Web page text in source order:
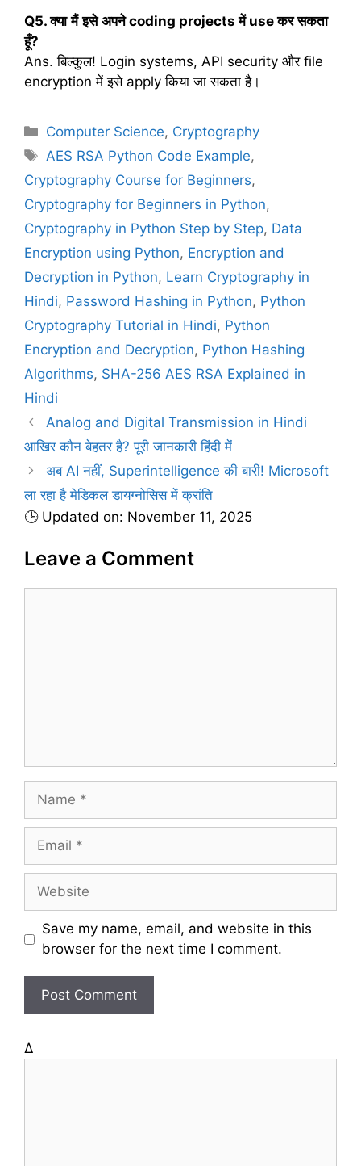
Q5.क्या मैं इसे अपनेcoding projectsमेंuseकर सकता
हूँ?
Ans. बिल्कुल! Login systems, API security और file
encryption में इसे apply किया जा सकता है।
C
a
e
g
o
r
s
Computer Science, Cryptography
T
g
s
AES RSA Python Code Example,
Cryptography Course for Beginners,
Cryptography for Beginners in Python,
Cryptography in Python Step by Step, Data
Encryption using Python, Encryption and
Decryption in Python, Learn Cryptography in
Hindi, Password Hashing in Python, Python
Cryptography Tutorial in Hindi, Python
Encryption and Decryption, Python Hashing
Algorithms, SHA-256 AES RSA Explained in
Hindi
Analog and Digital Transmission in Hindi
आखिर कौन बेहतर है? पूरी जानकारी हिंदी में
अब AI नहीं, Superintelligence की बारी! Microsoft
ला रहा है मेडिकल डायग्नोसिस में क्रांति
🕒 Updated on: November 11, 2025
Leave a Comment
m
a
s
Save my name, email, and website in this
browser for the next time I comment.
Δ